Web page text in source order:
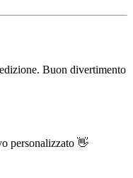
Buon divertimento
personalizzato 👋